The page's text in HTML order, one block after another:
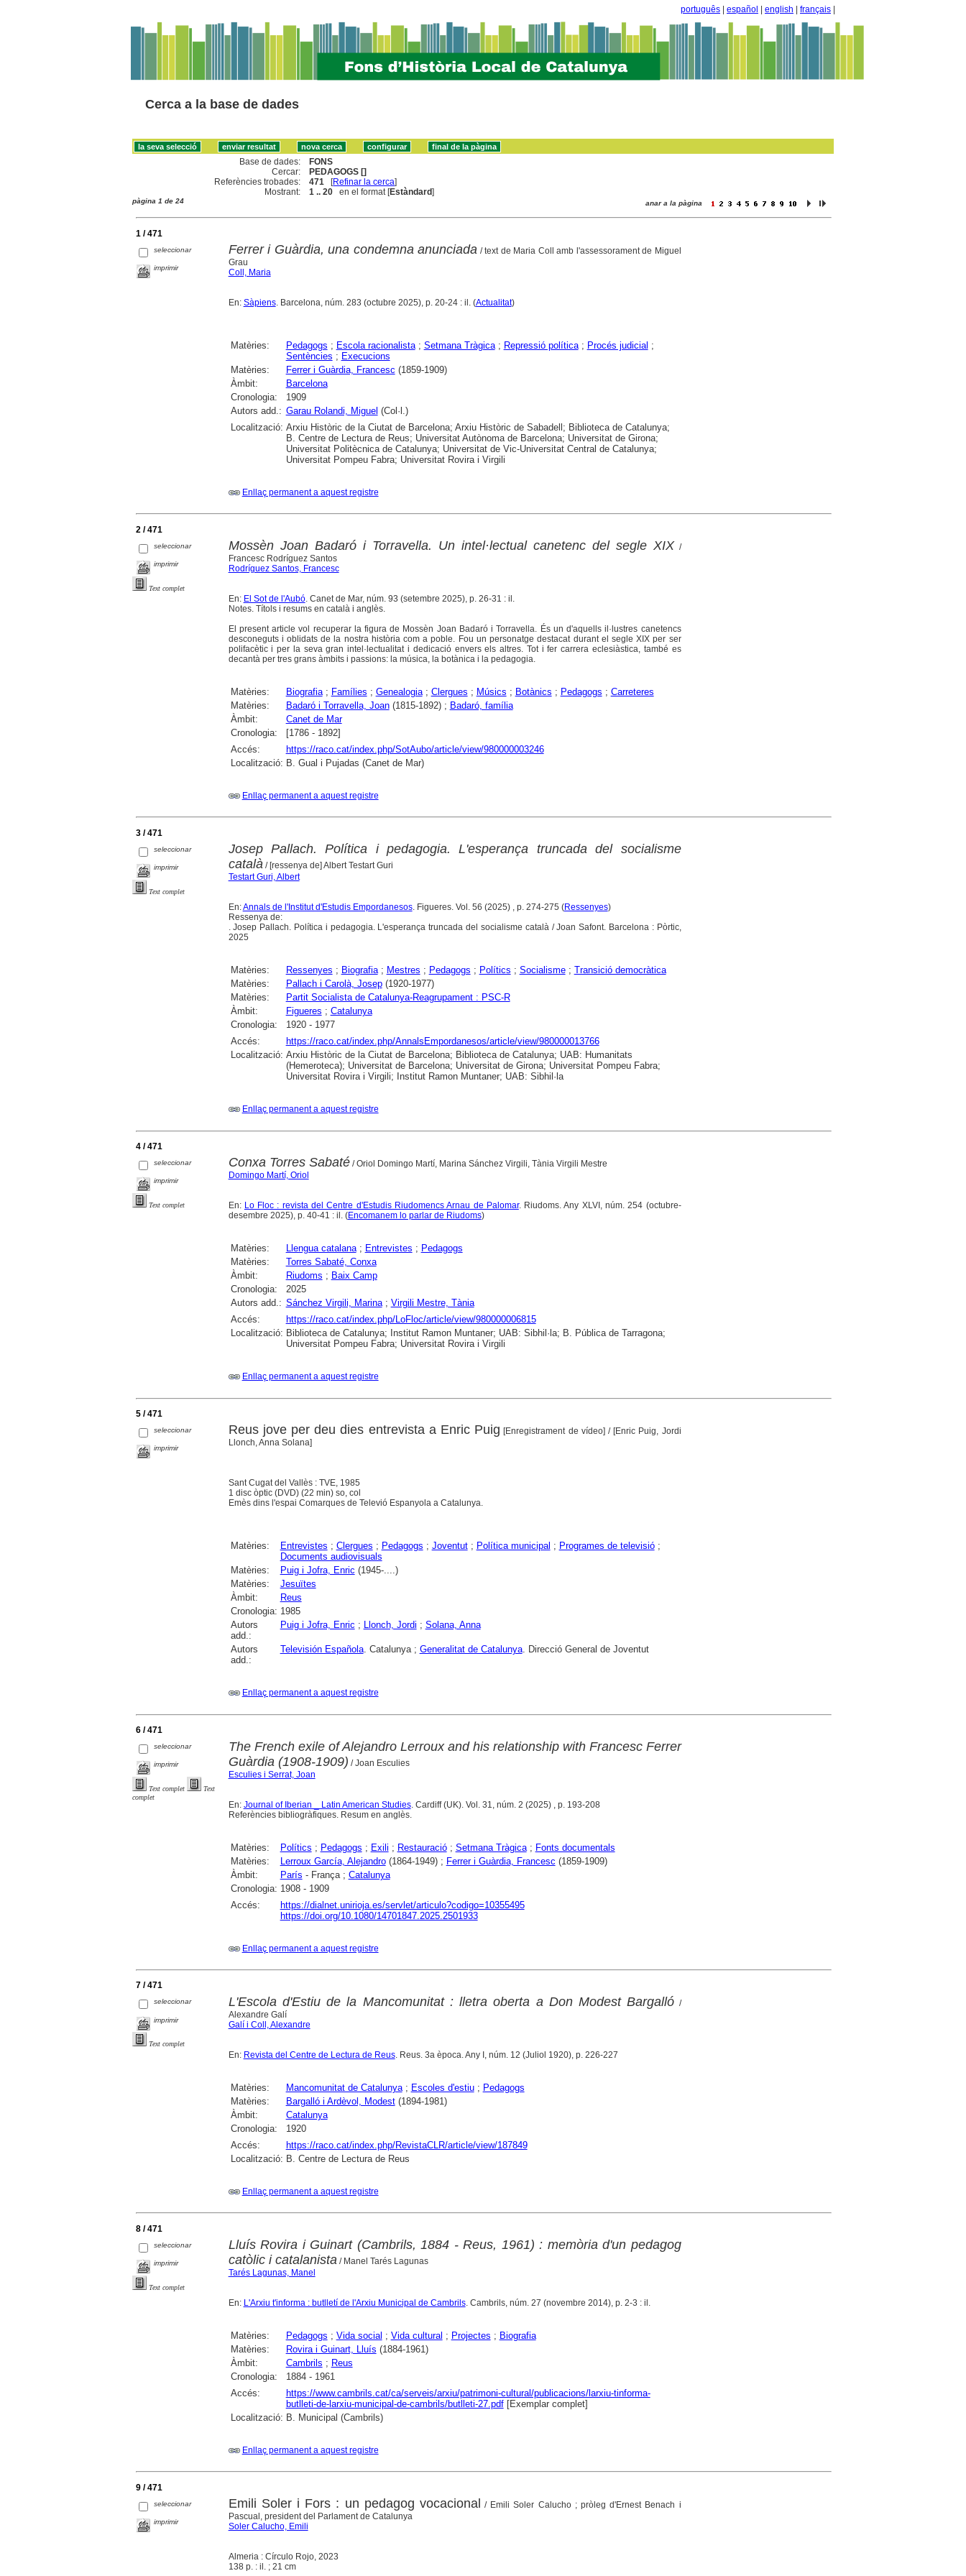
português español english français
Cerca a la base de dades
Base de dades:
FONS
Cercar:
PEDAGOGS []
Referències trobades:
471 [Refinar la cerca]
Mostrant:
1 .. 20 en el format [Estàndard]
pàgina 1 de 24 anar a la pàgina
1 / 471
seleccionar
imprimir
Ferrer i Guàrdia, una condemna anunciada / text de Maria Coll amb l'assessorament de Miguel
Grau
Coll, Maria
En: Sàpiens. Barcelona, núm. 283 (octubre 2025), p. 20-24 : il. (Actualitat)
Matèries: Pedagogs ; Escola racionalista; Setmana Tràgica; Repressió política; Procés judicial ;
Sentències ; Execucions
Matèries:
Ferrer i Guàrdia, Francesc (1859-1909)
Àmbit:
Barcelona
Cronologia:
1909
Autors add.: Garau Rolandi, Miguel (Col·l.)
Localització: Arxiu Històric de la Ciutat de Barcelona; Arxiu Històric de Sabadell; Biblioteca de Catalunya;
B. Centre de Lectura de Reus; Universitat Autònoma de Barcelona; Universitat de Girona;
Universitat Politècnica de Catalunya; Universitat de Vic-Universitat Central de Catalunya;
Universitat Pompeu Fabra; Universitat Rovira i Virgili
Enllaç permanent a aquest registre
2 / 471
seleccionar
imprimir
Text complet
Mossèn Joan Badaró i Torravella. Un intel·lectual canetenc del segle XIX /
Francesc Rodríguez Santos
Rodríguez Santos, Francesc
En: El Sot de l'Aubó. Canet de Mar, núm. 93 (setembre 2025), p. 26-31 : il.
Notes. Títols i resums en català i anglès.
El present article vol recuperar la figura de Mossèn Joan Badaró i Torravella. És un d'aquells il·lustres canetencs
desconeguts i oblidats de la nostra història com a poble. Fou un personatge destacat durant el segle XIX per ser
polifacètic i per la seva gran intel·lectualitat i dedicació envers els altres. Tot i fer carrera eclesiàstica, també es
decantà per tres grans àmbits i passions: la música, la botànica i la pedagogia.
Matèries: Biografia; Famílies ; Genealogia; Clergues ; Músics ; Botànics ; Pedagogs ; Carreteres
Matèries:
Badaró i Torravella, Joan(1815-1892) ; Badaró, família
Àmbit:
Canet de Mar
Cronologia:
[1786 - 1892]
Accés:
https://raco.cat/index.php/SotAubo/article/view/980000003246
Localització: B. Gual i Pujadas (Canet de Mar)
Enllaç permanent a aquest registre
3 / 471
seleccionar
imprimir
Text complet
Josep Pallach. Política i pedagogia. L'esperança truncada del socialisme
català/ [ressenya de] Albert Testart Guri
Testart Guri, Albert
En:Annals de l'Institut d'Estudis Empordanesos. Figueres. Vol. 56 (2025) , p. 274-275 (Ressenyes)
Ressenya de:
. Josep Pallach. Política i pedagogia. L'esperança truncada del socialisme català / Joan Safont. Barcelona : Pòrtic,
2025
Matèries: Ressenyes ; Biografia; Mestres ; Pedagogs ; Polítics ; Socialisme; Transició democràtica
Matèries:
Pallach i Carolà, Josep(1920-1977)
Matèries:
Partit Socialista de Catalunya-Reagrupament : PSC-R
Àmbit:
Figueres ; Catalunya
Cronologia:
1920 - 1977
Accés:
https://raco.cat/index.php/AnnalsEmpordanesos/article/view/980000013766
Localització: Arxiu Històric de la Ciutat de Barcelona; Biblioteca de Catalunya; UAB: Humanitats
(Hemeroteca); Universitat de Barcelona; Universitat de Girona; Universitat Pompeu Fabra;
Universitat Rovira i Virgili; Institut Ramon Muntaner; UAB: Sibhil·la
Enllaç permanent a aquest registre
4 / 471
seleccionar
imprimir
Text complet
Conxa Torres Sabaté/ Oriol Domingo Martí, Marina Sánchez Virgili, Tània Virgili Mestre
Domingo Martí, Oriol
En: Lo Floc : revista del Centre d'Estudis Riudomencs Arnau de Palomar. Riudoms. Any XLVI, núm. 254 (octubre-
desembre 2025), p. 40-41 : il. (Encomanem lo parlar de Riudoms)
Matèries: Llengua catalana; Entrevistes ; Pedagogs
Matèries:
Torres Sabaté, Conxa
Àmbit:
Riudoms ; Baix Camp
Cronologia:
2025
Autors add.: Sánchez Virgili, Marina; Virgili Mestre, Tània
Accés:
https://raco.cat/index.php/LoFloc/article/view/980000006815
Localització: Biblioteca de Catalunya; Institut Ramon Muntaner; UAB: Sibhil·la; B. Pública de Tarragona;
Universitat Pompeu Fabra; Universitat Rovira i Virgili
Enllaç permanent a aquest registre
5 / 471
seleccionar
imprimir
Reus jove per deu dies entrevista a Enric Puig [Enregistrament de vídeo]/ [Enric Puig, Jordi
Llonch, Anna Solana]
Sant Cugat del Vallès : TVE, 1985
1 disc òptic (DVD) (22 min) so, col
Emès dins l'espai Comarques de Televió Espanyola a Catalunya.
Matèries: Entrevistes ; Clergues ; Pedagogs ; Joventut; Política municipal ; Programes de televisió;
Documents audiovisuals
Matèries:
Puig i Jofra, Enric (1945-....)
Matèries:
Jesuïtes
Àmbit:
Reus
Cronologia: 1985
Autors
add.:
Puig i Jofra, Enric ; Llonch, Jordi ; Solana, Anna
Autors
add.:
Televisión Española. Catalunya ; Generalitat de Catalunya. Direcció General de Joventut
Enllaç permanent a aquest registre
6 / 471
seleccionar
imprimir
Text complet
Text
complet
The French exile of Alejandro Lerroux and his relationship with Francesc Ferrer
Guàrdia (1908-1909) / Joan Esculies
Esculies i Serrat, Joan
En: Journal of Iberian _ Latin American Studies. Cardiff (UK). Vol. 31, núm. 2 (2025) , p. 193-208
Referències bibliogràfiques. Resum en anglès.
Matèries: Polítics ; Pedagogs ; Exili ; Restauració; Setmana Tràgica; Fonts documentals
Matèries:
Lerroux García, Alejandro(1864-1949) ; Ferrer i Guàrdia, Francesc (1859-1909)
Àmbit:
París - França ; Catalunya
Cronologia: 1908 - 1909
Accés:
https://dialnet.unirioja.es/servlet/articulo?codigo=10355495
https://doi.org/10.1080/14701847.2025.2501933
Enllaç permanent a aquest registre
7 / 471
seleccionar
imprimir
Text complet
L'Escola d'Estiu de la Mancomunitat : lletra oberta a Don Modest Bargalló /
Alexandre Galí
Galí i Coll, Alexandre
En: Revista del Centre de Lectura de Reus. Reus. 3a època. Any I, núm. 12 (Juliol 1920), p. 226-227
Matèries: Mancomunitat de Catalunya; Escoles d'estiu; Pedagogs
Matèries:
Bargalló i Ardèvol, Modest(1894-1981)
Àmbit:
Catalunya
Cronologia:
1920
Accés:
https://raco.cat/index.php/RevistaCLR/article/view/187849
Localització: B. Centre de Lectura de Reus
Enllaç permanent a aquest registre
8 / 471
seleccionar
imprimir
Text complet
Lluís Rovira i Guinart (Cambrils, 1884 - Reus, 1961) : memòria d'un pedagog
catòlic i catalanista / Manel Tarés Lagunas
Tarés Lagunas, Manel
En: L'Arxiu t'informa : butlletí de l'Arxiu Municipal de Cambrils. Cambrils, núm. 27 (novembre 2014), p. 2-3 : il.
Matèries: Pedagogs ; Vida social ; Vida cultural ; Projectes ; Biografia
Matèries:
Rovira i Guinart, Lluís (1884-1961)
Àmbit:
Cambrils ; Reus
Cronologia:
1884 - 1961
Accés:
https://www.cambrils.cat/ca/serveis/arxiu/patrimoni-cultural/publicacions/larxiu-tinforma-
butlleti-de-larxiu-municipal-de-cambrils/butlleti-27.pdf[Exemplar complet]
Localització: B. Municipal (Cambrils)
Enllaç permanent a aquest registre
9 / 471
seleccionar
imprimir
Emili Soler i Fors : un pedagog vocacional / Emili Soler Calucho ; pròleg d'Ernest Benach i
Pascual, president del Parlament de Catalunya
Soler Calucho, Emili
Almeria : Círculo Rojo, 2023
138 p. : il. ; 21 cm